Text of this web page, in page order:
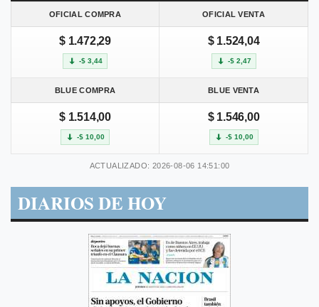
OFICIAL COMPRA OFICIAL VENTA
$ 1.472,29
-$ 3,44
$ 1.524,04
-$ 2,47
BLUE COMPRA BLUE VENTA
$ 1.514,00
-$ 10,00
$ 1.546,00
-$ 10,00
ACTUALIZADO: 2026-08-06 14:51:00
DIARIOS DE HOY